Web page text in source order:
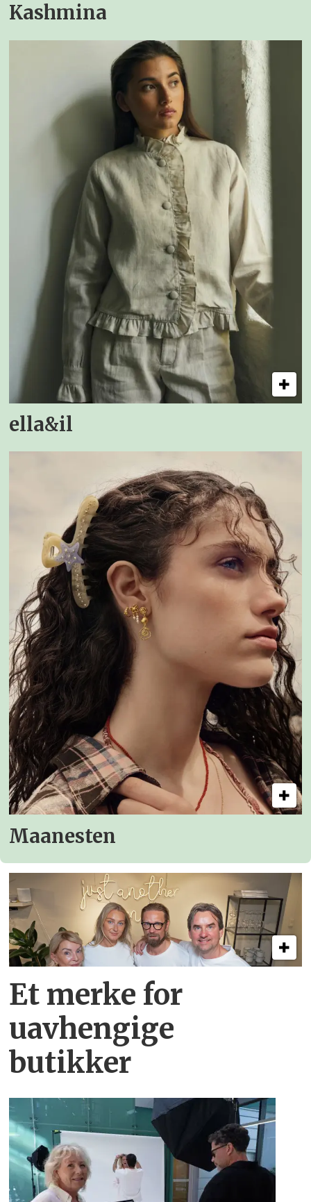
Kashmina
ella&il
Maanesten
Et merke for
uavhengige
butikker